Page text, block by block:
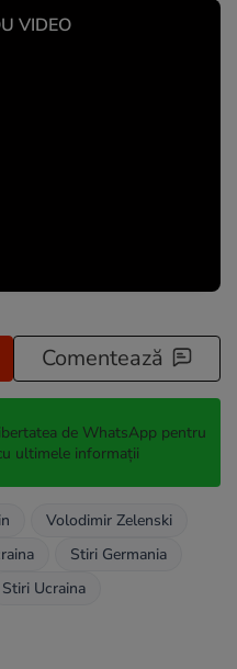
VIDEO
Comentează
de WhatsApp pentru
ultimele informații
Volodimir Zelenski
Stiri Germania
Stiri Ucraina